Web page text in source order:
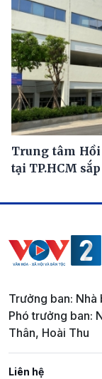
Trung tâm Hồi
tại TP.HCM
Trưởng ban: Nhà
Phó trưởng ban:
Thân, Hoài Thu
Liên hệ